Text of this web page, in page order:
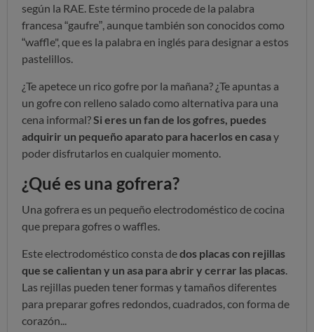
según la RAE. Este término procede de la palabra
francesa “gaufre”, aunque también son conocidos como
“waffle", que es la palabra en inglés para designar a estos
pastelillos.
¿Te apetece un rico gofre por la mañana? ¿Te apuntas a
un gofre con relleno salado como alternativa para una
cena informal? Si eres un fan de los gofres, puedes
adquirir un pequeño aparato para hacerlos en casay
poder disfrutarlos en cualquier momento.
¿Qué es una gofrera?
Una gofrera es un pequeño electrodoméstico de cocina
que prepara gofres o waffles.
Este electrodoméstico consta dedos placas con rejillas
que se calientan y un asa para abrir y cerrar las placas
Las rejillas pueden tener formas y tamaños diferentes
para preparar gofres redondos, cuadrados, con forma de
corazón...